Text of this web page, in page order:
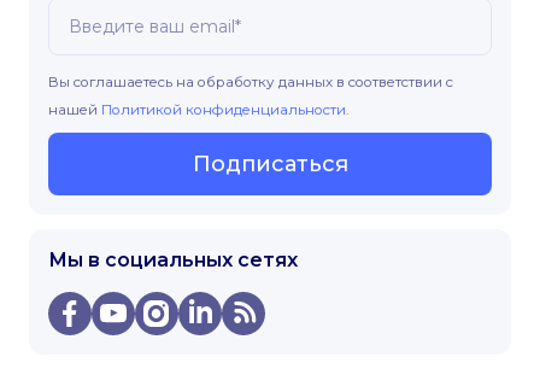
Вы соглашаетесь на обработку данных в соответствии с
нашей Политикой конфиденциальности.
Подписаться
Мы в социальных сетях